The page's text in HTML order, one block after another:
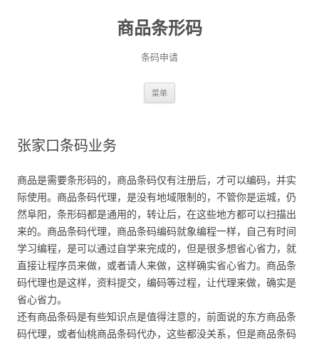
商品条形码
条码申请
菜单
张家口条码业务
商品是需要条形码的，商品条码仅有注册后，才可以编码，并实
际使用。商品条码代理，是没有地域限制的，不管你是运城，仍
然阜阳，条形码都是通用的，转让后，在这些地方都可以扫描出
来的。商品条码代理，商品条码编码就象编程一样，自己有时间
学习编程，是可以通过自学来完成的，但是很多想省心省力，就
直接让程序员来做，或者请人来做，这样确实省心省力。商品条
码代理也是这样，资料提交，编码等过程，让代理来做，确实是
省心省力。
还有商品条码是有些知识点是值得注意的，前面说的东方商品条
码代理，或者仙桃商品条码代办，这些都没关系，但是商品条码